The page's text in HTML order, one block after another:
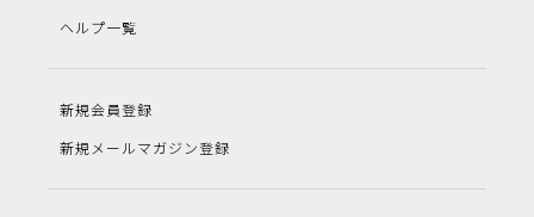
ヘルプ一覧
新規会員登録
新規メールマガジン登録